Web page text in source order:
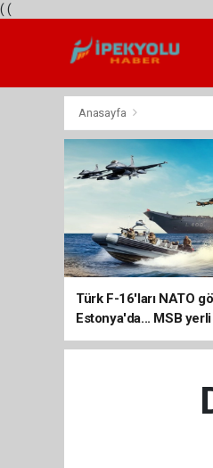
( (
Anasayfa
Türk F-16'ları NATO
Estonya'da... MSB
sistemleriyle